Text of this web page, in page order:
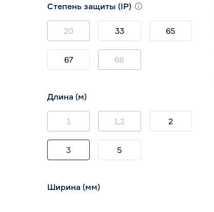
3800-4200 (дневной)
4000 (нейтральный)
0
Степень защиты (IP)
20 33 65
67 68
Длина (м)
1 1,2 2
3 5
Ширина (мм)